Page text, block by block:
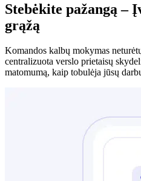
Stebėkite pažangą –
grąžą
Komandos kalbų mokymas
centralizuota verslo prietaisų
matomumą, kaip tobulėja jūsų